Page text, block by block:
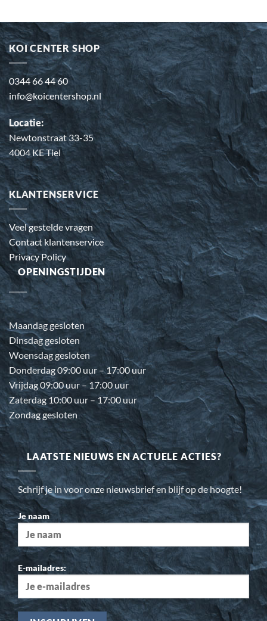
KOI CENTER SHOP
0344 66 44 60
info@koicentershop.nl
Locatie:
Newtonstraat 33-35
4004 KE Tiel
KLANTENSERVICE
Veel gestelde vragen
Contact klantenservice
Privacy Policy
OPENINGSTIJDEN
Maandag gesloten
Dinsdag gesloten
Woensdag gesloten
Donderdag 09:00 uur – 17:00 uur
Vrijdag 09:00 uur – 17:00 uur
Zaterdag 10:00 uur – 17:00 uur
Zondag gesloten
LAATSTE NIEUWS EN ACTUELE ACTIES?
Schrijf je in voor onze nieuwsbrief en blijf op de hoogte!
Je naam
E-mailadres: